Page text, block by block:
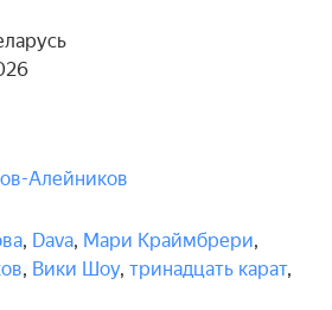
Алейников
, Dava, Мари Краймбрери,
, Вики Шоу, тринадцать карат,